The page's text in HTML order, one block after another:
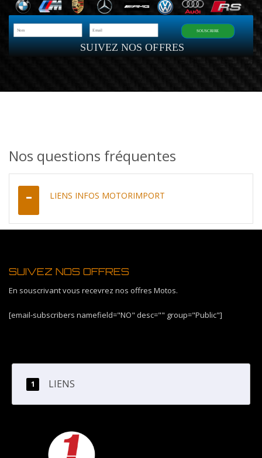
SUIVEZ NOS OFFRES
SOUSCRIRE
Nos questions fréquentes
LIENS INFOS MOTORIMPORT
SUIVEZ NOS OFFRES
En souscrivant vous recevrez nos offres Motos.
[email-subscribers namefield="NO" desc="" group="Public"]
LIENS